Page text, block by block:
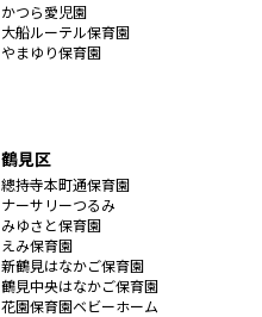
かつら愛児園
大船ルーテル保育園
やまゆり保育園
鶴見区
總持寺本町通保育園
ナーサリーつるみ
みゆさと保育園
えみ保育園
新鶴見はなかご保育園
鶴見中央はなかご保育園
花園保育園ベビーホーム